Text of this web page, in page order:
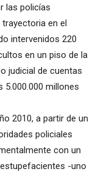
las policías
en el
intervenidos 220
en un piso de la
judicial de cuentas
5.000.000 millones
2010, a partir de un
policiales
con un
-uno